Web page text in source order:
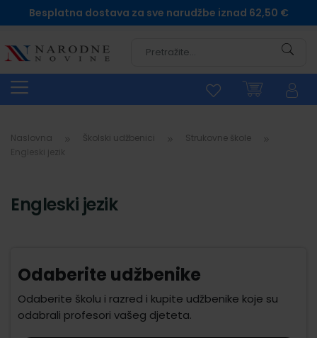
Besplatna dostava za sve narudžbe iznad 62,50 €
Naslovna Školski udžbenici
Strukovne škole
Engleski jezik
Odaberite udžbenike
Odaberite školu i razred i kupite udžbenike koje su
odabrali profesori vašeg djeteta.